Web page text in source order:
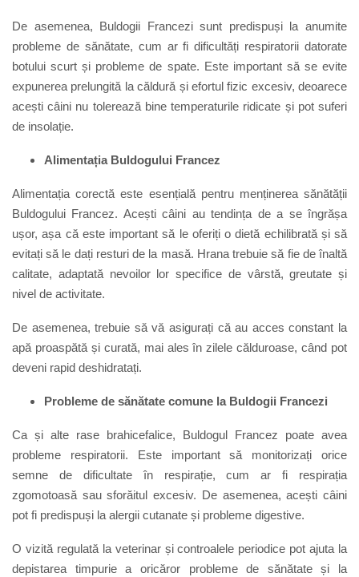
De asemenea, Buldogii Francezi sunt predispuși la anumite
probleme de sănătate, cum ar fi dificultăți respiratorii datorate
botului scurt și probleme de spate. Este important să se evite
expunerea prelungită la căldură și efortul fizic excesiv, deoarece
acești câini nu tolerează bine temperaturile ridicate și pot suferi
de insolație.
Alimentația Buldogului Francez
Alimentația corectă este esențială pentru menținerea sănătății
Buldogului Francez. Acești câini au tendința de a se îngrășa
ușor, așa că este important să le oferiți o dietă echilibrată și să
evitați să le dați resturi de la masă. Hrana trebuie să fie de înaltă
calitate, adaptată nevoilor lor specifice de vârstă, greutate și
nivel de activitate.
De asemenea, trebuie să vă asigurați că au acces constant la
apă proaspătă și curată, mai ales în zilele călduroase, când pot
deveni rapid deshidratați.
Probleme de sănătate comune la Buldogii Francezi
Ca și alte rase brahicefalice, Buldogul Francez poate avea
probleme respiratorii. Este important să monitorizați orice
semne de dificultate în respirație, cum ar fi respirația
zgomotoasă sau sforăitul excesiv. De asemenea, acești câini
pot fi predispuși la alergii cutanate și probleme digestive.
O vizită regulată la veterinar și controalele periodice pot ajuta la
depistarea timpurie a oricăror probleme de sănătate și la